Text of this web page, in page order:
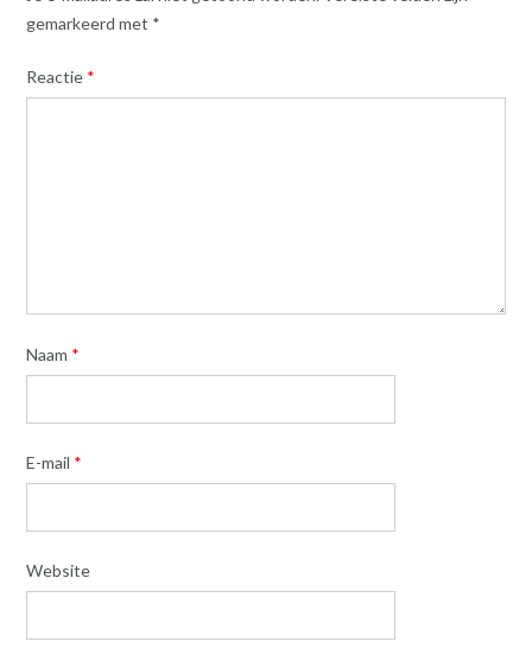
gemarkeerd met *
Reactie *
Naam *
E-mail *
Website